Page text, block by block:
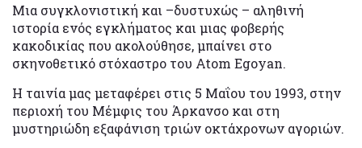
Μια συγκλονιστική και –δυστυχώς – αληθινή
ιστορία ενός εγκλήματος και μιας φοβερής
κακοδικίας που ακολούθησε, μπαίνει στο
σκηνοθετικό στόχαστρο του Atom Egoyan.
Η ταινία μας μεταφέρει στις 5 Μαΐου του 1993, στην
περιοχή του Μέμφις του Άρκανσο και στη
μυστηριώδη εξαφάνιση τριών οκτάχρονων αγοριών.